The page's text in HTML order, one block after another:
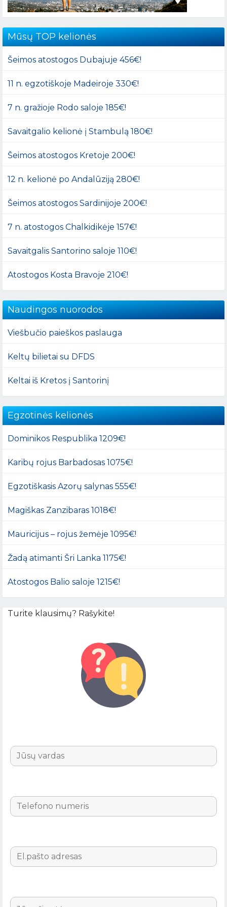
Mūsų TOP kelionės
Šeimos atostogos Dubajuje 456€!
11 n. egzotiškoje Madeiroje 330€!
7 n. gražioje Rodo saloje 185€!
Savaitgalio kelionė į Stambulą 180€!
Šeimos atostogos Kretoje 200€!
12 n. kelionė po Andalūziją 280€!
Šeimos atostogos Sardinijoje 200€!
7 n. atostogos Chalkidikėje 157€!
Savaitgalis Santorino saloje 110€!
Atostogos Kosta Bravoje 210€!
Naudingos nuorodos
Viešbučio paieškos paslauga
Keltų bilietai su DFDS
Keltai iš Kretos į Santorinį
Egzotinės kelionės
Dominikos Respublika 1209€!
Karibų rojus Barbadosas 1075€!
Egzotiškasis Azorų salynas 555€!
Magiškas Zanzibaras 1018€!
Mauricijus – rojus žemėje 1095€!
Žadą atimanti Šri Lanka 1175€!
Atostogos Balio saloje 1215€!
Turite klausimų? Rašykite!